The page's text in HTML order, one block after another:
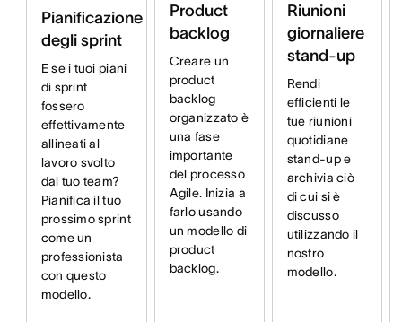
Pianificazione
degli sprint
E se i tuoi piani
di sprint
fossero
effettivamente
allineati al
lavoro svolto
dal tuo team?
Pianifica il tuo
prossimo sprint
come un
professionista
con questo
modello.
Product
backlog
Creare un
product
backlog
organizzato è
una fase
importante
del processo
Agile. Inizia a
farlo usando
un modello di
product
backlog.
Riunioni
giornaliere
stand-up
Rendi
efficienti le
tue riunioni
quotidiane
stand-up e
archivia ciò
di cui si è
discusso
utilizzando il
nostro
modello.